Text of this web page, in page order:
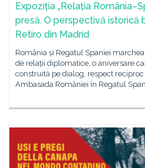
Expoziția „Relația
presă. O perspectivă istorică
Retiro din Madrid
România și Regatul Spaniei
de relații diplomatice, o aniversare
construită pe dialog, respect
Ambasada României în Regatul